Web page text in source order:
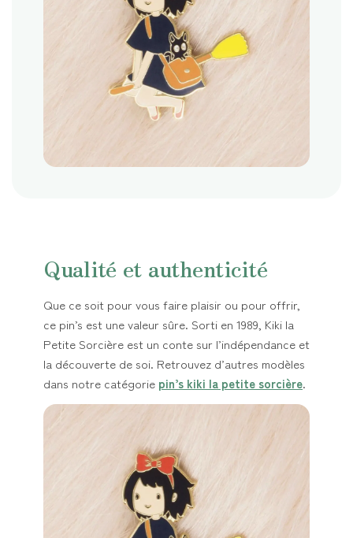
Qualité et authenticité
Que ce soit pour vous faire plaisir ou pour offrir,
ce pin’s est une valeur sûre. Sorti en 1989, Kiki la
Petite Sorcière est un conte sur l’indépendance et
la découverte de soi. Retrouvez d’autres modèles
dans notre catégorie pin’s kiki la petite sorcière.